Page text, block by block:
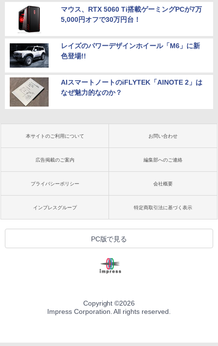
マウス、RTX 5060 Ti搭載ゲーミングPCが7万
5,000円オフで30万円台！
レイズのパワーデザインホイール「M6」に新
色登場!!
AIスマートノートのiFLYTEK「AINOTE 2」は
なぜ魅力的なのか？
本サイトのご利用について お問い合わせ
広告掲載のご案内 編集部へのご連絡
プライバシーポリシー 会社概要
インプレスグループ 特定商取引法に基づく表示
PC版で見る
Copyright ©2026
Impress Corporation. All rights reserved.